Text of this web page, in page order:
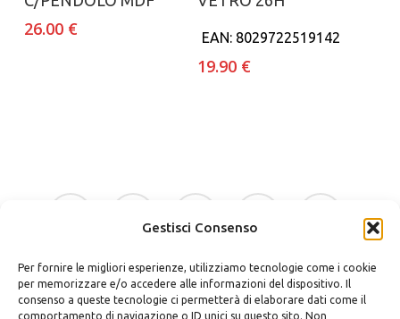
Gestisci Consenso
Per fornire le migliori esperienze, utilizziamo tecnologie come i cookie
per memorizzare e/o accedere alle informazioni del dispositivo. Il
consenso a queste tecnologie ci permetterà di elaborare dati come il
comportamento di navigazione o ID unici su questo sito. Non
26.00 € EAN: 8029722519142
19.90 €
facebook
google-
instagram whatsapp tiktok
phone email